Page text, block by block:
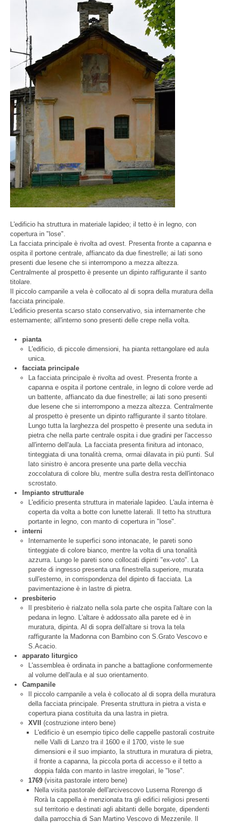
L'edificio ha struttura in materiale lapideo; il tetto è in legno, con
copertura in "lose".
La facciata principale è rivolta ad ovest. Presenta fronte a capanna e
ospita il portone centrale, affiancato da due finestrelle; ai lati sono
presenti due lesene che si interrompono a mezza altezza.
Centralmente al prospetto è presente un dipinto raffigurante il santo
titolare.
Il piccolo campanile a vela è collocato al di sopra della muratura della
facciata principale.
L'edificio presenta scarso stato conservativo, sia internamente che
esternamente; all'interno sono presenti delle crepe nella volta.
pianta
L'edificio, di piccole dimensioni, ha pianta rettangolare ed aula
unica.
facciata principale
La facciata principale è rivolta ad ovest. Presenta fronte a
capanna e ospita il portone centrale, in legno di colore verde ad
un battente, affiancato da due finestrelle; ai lati sono presenti
due lesene che si interrompono a mezza altezza. Centralmente
al prospetto è presente un dipinto raffigurante il santo titolare.
Lungo tutta la larghezza del prospetto è presente una seduta in
pietra che nella parte centrale ospita i due gradini per l'accesso
all'interno dell'aula. La facciata presenta finitura ad intonaco,
tinteggiata di una tonalità crema, ormai dilavata in più punti. Sul
lato sinistro è ancora presente una parte della vecchia
zoccolatura di colore blu, mentre sulla destra resta dell'intonaco
scrostato.
Impianto strutturale
L'edificio presenta struttura in materiale lapideo. L'aula interna è
coperta da volta a botte con lunette laterali. Il tetto ha struttura
portante in legno, con manto di copertura in "lose".
interni
Internamente le superfici sono intonacate, le pareti sono
tinteggiate di colore bianco, mentre la volta di una tonalità
azzurra. Lungo le pareti sono collocati dipinti "ex-voto". La
parete di ingresso presenta una finestrella superiore, murata
sull'esterno, in corrispondenza del dipinto di facciata. La
pavimentazione è in lastre di pietra.
presbiterio
Il presbiterio è rialzato nella sola parte che ospita l'altare con la
pedana in legno. L'altare è addossato alla parete ed è in
muratura, dipinta. Al di sopra dell'altare si trova la tela
raffigurante la Madonna con Bambino con S.Grato Vescovo e
S.Acacio.
apparato liturgico
L'assemblea è ordinata in panche a battaglione conformemente
al volume dell'aula e al suo orientamento.
Campanile
Il piccolo campanile a vela è collocato al di sopra della muratura
della facciata principale. Presenta struttura in pietra a vista e
copertura piana costituita da una lastra in pietra.
XVII
(costruzione intero bene)
L'edificio è un esempio tipico delle cappelle pastorali costruite
nelle Valli di Lanzo tra il 1600 e il 1700, viste le sue
dimensioni e il suo impianto, la struttura in muratura di pietra,
il fronte a capanna, la piccola porta di accesso e il tetto a
doppia falda con manto in lastre irregolari, le "lose".
1769 (visita pastorale intero bene)
Nella visita pastorale dell'arcivescovo Luserna Rorengo di
Rorà la cappella è menzionata tra gli edifici religiosi presenti
sul territorio e destinati agli abitanti delle borgate, dipendenti
dalla parrocchia di San Martino Vescovo di Mezzenile. Il